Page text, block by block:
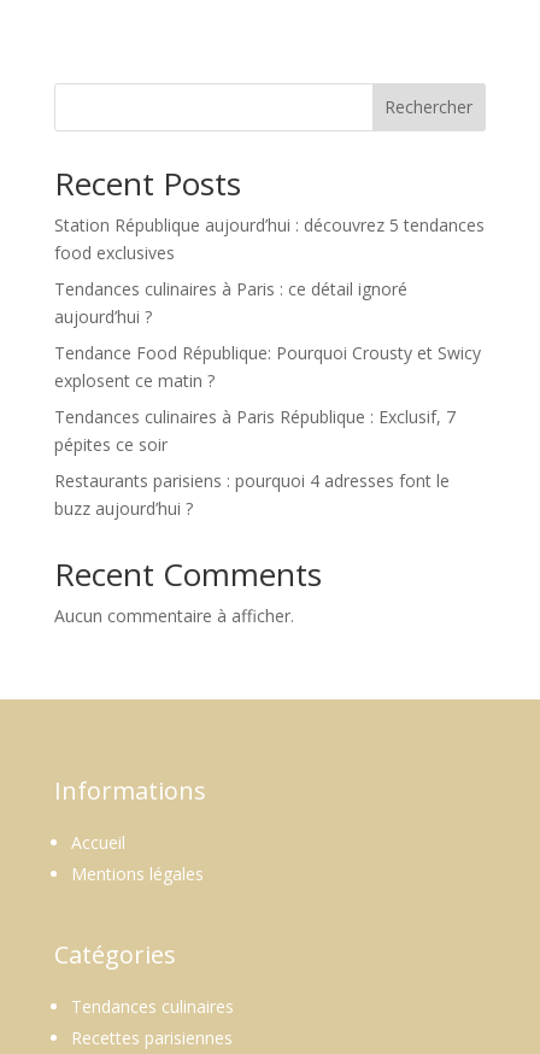
Rechercher
Recent Posts
Station République aujourd’hui : découvrez 5 tendances
food exclusives
Tendances culinaires à Paris : ce détail ignoré
aujourd’hui ?
Tendance Food République: Pourquoi Crousty et Swicy
explosent ce matin ?
Tendances culinaires à Paris République : Exclusif, 7
pépites ce soir
Restaurants parisiens : pourquoi 4 adresses font le
buzz aujourd’hui ?
Recent Comments
Aucun commentaire à afficher.
Informations
Accueil
Mentions légales
Catégories
Tendances culinaires
Recettes parisiennes